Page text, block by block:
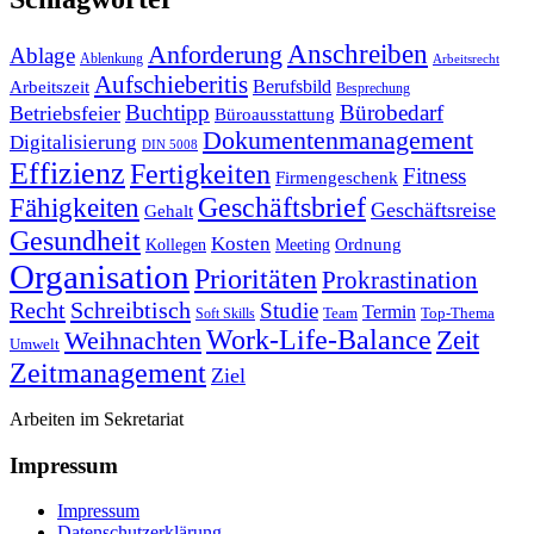
Ablage Ablenkung Anforderung Anschreiben Arbeitsrecht
Arbeitszeit Aufschieberitis Berufsbild Besprechung
Betriebsfeier Buchtipp Büroausstattung Bürobedarf
Digitalisierung DIN 5008 Dokumentenmanagement
EffizienzFertigkeiten Firmengeschenk Fitness
Fähigkeiten Gehalt Geschäftsbrief Geschäftsreise
Gesundheit Kollegen Kosten Meeting Ordnung
Organisation Prioritäten Prokrastination
Recht Schreibtisch Soft Skills Studie Team Termin Top-Thema
Umwelt WeihnachtenWork-Life-Balance Zeit
Zeitmanagement Ziel
Arbeiten im Sekretariat
Impressum
Impressum